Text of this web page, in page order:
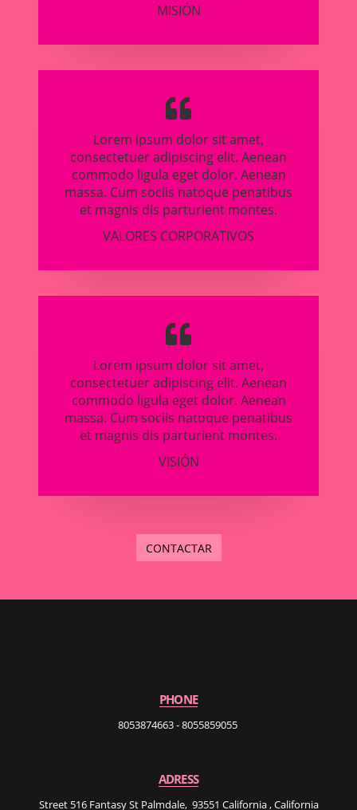
MISIÓN
Lorem ipsum dolor sit amet,
consectetuer adipiscing elit. Aenean
commodo ligula eget dolor. Aenean
massa. Cum sociis natoque penatibus
et magnis dis parturient montes.
VALORES CORPORATIVOS
Lorem ipsum dolor sit amet,
consectetuer adipiscing elit. Aenean
commodo ligula eget dolor. Aenean
massa. Cum sociis natoque penatibus
et magnis dis parturient montes.
VISIÓN
CONTACTAR
PHONE
8053874663 - 8055859055
ADRESS
Street 516 Fantasy St Palmdale, 93551 California , California